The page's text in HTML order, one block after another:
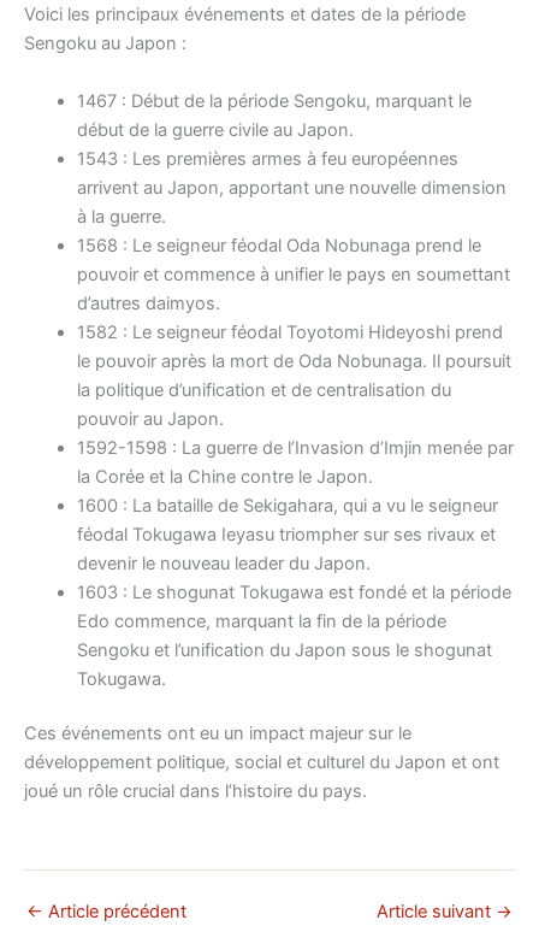
Voici les principaux événements et dates de la période
Sengoku au Japon :
1467 : Début de la période Sengoku, marquant le
début de la guerre civile au Japon.
1543 : Les premières armes à feu européennes
arrivent au Japon, apportant une nouvelle dimension
à la guerre.
1568 : Le seigneur féodal Oda Nobunaga prend le
pouvoir et commence à unifier le pays en soumettant
d’autres daimyos.
1582 : Le seigneur féodal Toyotomi Hideyoshi prend
le pouvoir après la mort de Oda Nobunaga. Il poursuit
la politique d’unification et de centralisation du
pouvoir au Japon.
1592-1598 : La guerre de l’Invasion d’Imjin menée par
la Corée et la Chine contre le Japon.
1600 : La bataille de Sekigahara, qui a vu le seigneur
féodal Tokugawa Ieyasu triompher sur ses rivaux et
devenir le nouveau leader du Japon.
1603 : Le shogunat Tokugawa est fondé et la période
Edo commence, marquant la fin de la période
Sengoku et l’unification du Japon sous le shogunat
Tokugawa.
Ces événements ont eu un impact majeur sur le
développement politique, social et culturel du Japon et ont
joué un rôle crucial dans l’histoire du pays.
← Article précédent Article suivant →